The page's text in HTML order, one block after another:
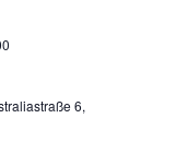
6,